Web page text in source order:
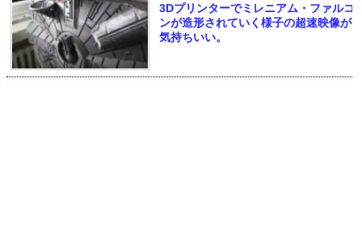
3Dプリンターでミレニアム・ファルコ
ンが造形されていく様子の超速映像が
気持ちいい。